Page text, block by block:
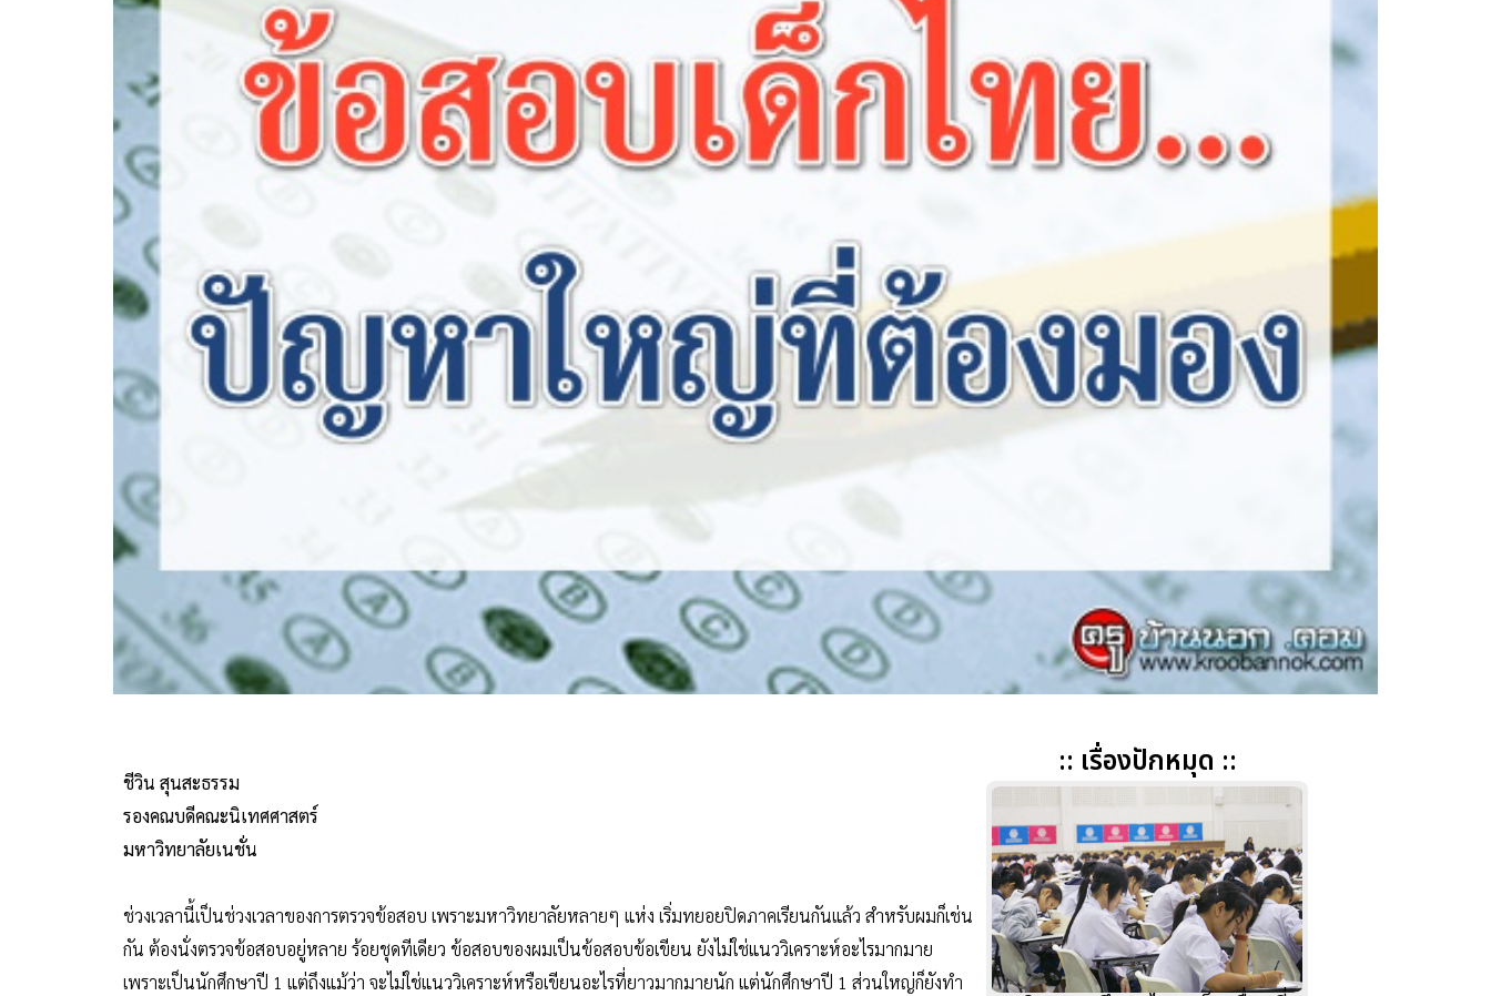
ชีวิน สุนสะธรรม
รองคณบดีคณะนิเทศศาสตร์
มหาวิทยาลัยเนชั่น
ช่วงเวลานี้เป็นช่วงเวลาของการตรวจข้อสอบ เพราะมหาวิทยาลัยหลายๆ แห่ง เริ่มทยอยปิดภาคเรียนกันแล้ว สำหรับผมก็เช่น
กัน ต้องนั่งตรวจข้อสอบอยู่หลาย ร้อยชุดทีเดียว ข้อสอบของผมเป็นข้อสอบข้อเขียน ยังไม่ใช่แนววิเคราะห์อะไรมากมาย
เพราะเป็นนักศึกษาปี 1 แต่ถึงแม้ว่า จะไม่ใช่แนววิเคราะห์หรือเขียนอะไรที่ยาวมากมายนัก แต่นักศึกษาปี 1 ส่วนใหญ่ก็ยังทำ
:: เรื่องปักหมุด ::